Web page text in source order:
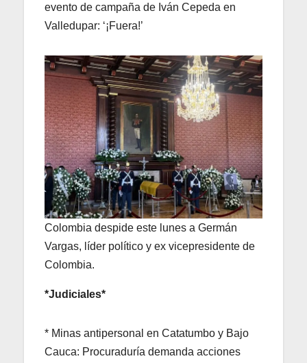
evento de campaña de Iván Cepeda en
Valledupar: ‘¡Fuera!’
Colombia despide este lunes a Germán
Vargas, líder político y ex vicepresidente de
Colombia.
*Judiciales*
* Minas antipersonal en Catatumbo y Bajo
Cauca: Procuraduría demanda acciones